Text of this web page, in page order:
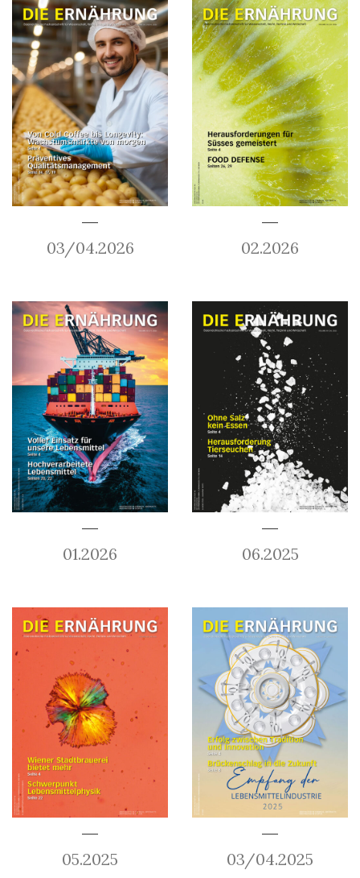
03/04.2026 02.2026
01.2026 06.2025
05.2025 03/04.2025